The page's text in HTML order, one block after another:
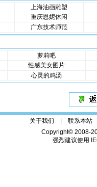
上海油画雕塑
重庆恩妮休闲
广东技术师范
萝莉吧
性感美女图片
心灵的鸡汤
关于我们 | 联系本站
Copyright© 2008-
强烈建议使用